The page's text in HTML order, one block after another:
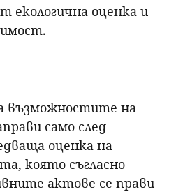
екологична оценка и
възможностите на
само след
оценка на
която съгласно
актове се прави